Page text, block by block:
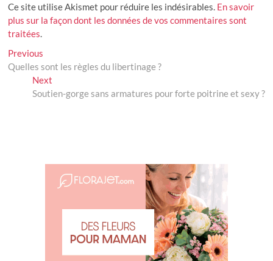
Ce site utilise Akismet pour réduire les indésirables. En savoir
plus sur la façon dont les données de vos commentaires sont
traitées.
Navigation
de
l’article
Previous
post:
Quelles sont les règles du libertinage ?
NextNext
post:
Soutien-gorge sans armatures pour forte poitrine et sexy ?